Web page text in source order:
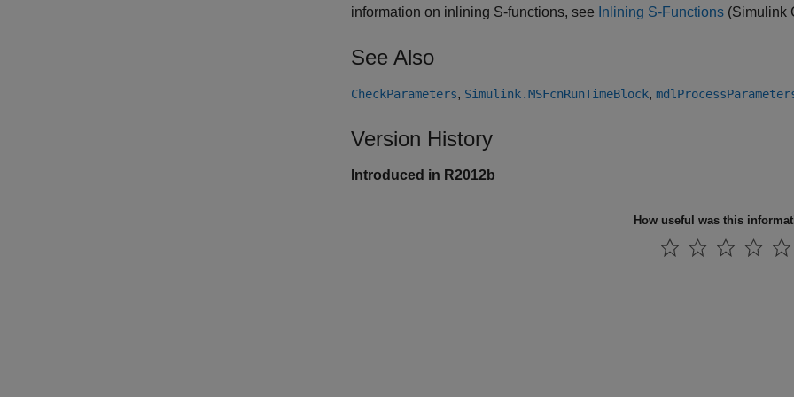
information on inlining S-functions, see Inlining S-Functions (Simulink
See Also
CheckParameters, Simulink.MSFcnRunTimeBlock,
Version History
Introduced in R2012b
How useful was this